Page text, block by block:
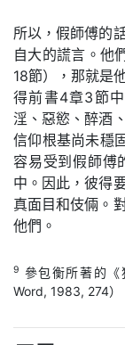
所以，假師傅的
自大的謊言。他
18節），那就是
得前書4章3節
淫、惡慾、醉酒
信仰根基尚未穩
容易受到假師傅
中。因此，彼得
真面目和伎倆。
他們。
9 參包衡所著的《
Word, 1983, 274）